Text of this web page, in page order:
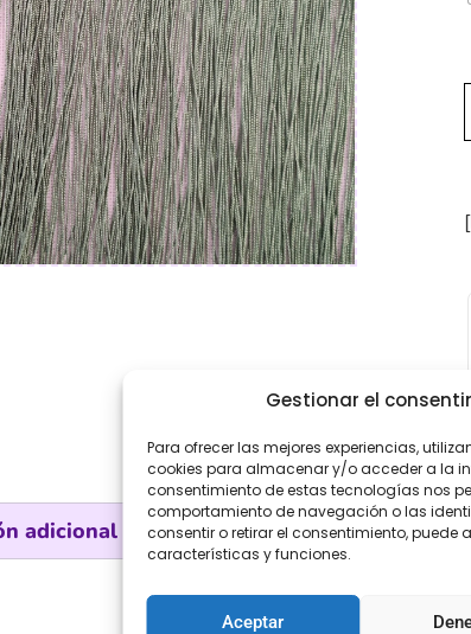
Gestionar el
Para ofrecer las mejores experiencias,
cookies para almacenar y/o acceder a la
consentimiento de estas tecnologías nos
comportamiento de navegación o las
consentir o retirar el consentimiento,
características y funciones.
Aceptar
adicional